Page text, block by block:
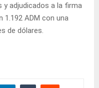
y adjudicados a la firma
1.192 ADM con una
de dólares.